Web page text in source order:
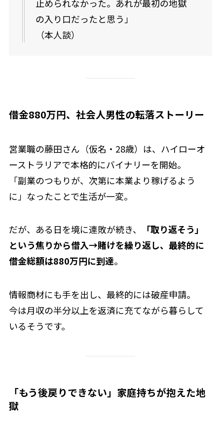
止められなかった。あれが最初の地獄
の入り口だったと思う」
（本人談）
借金880万円、社会人男性の転落ストーリー
営業職の藤田さん（仮名・28歳）は、ハイローオ
ーストラリアで本格的にバイナリーを開始。
「副業のつもりが、次第に本業より稼げるよう
に」なったことで生活が一変。
だが、ある日を境に連敗が続き、
「取り返そう」
という焦りから借入→賭けを繰り返し、最終的に
借金総額は880万円に到達。
情報商材にも手を出し、最終的には破産申請。
今は月収の半分以上を返済に充てながら暮らして
いるそうです。
「もう後戻りできない」家庭持ちが抱えた地
獄